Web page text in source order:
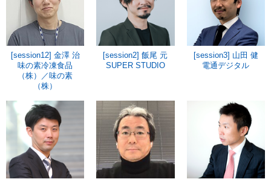
[session12] 金澤 治
味の素冷凍食品
（株）／味の素
（株）
[session2] 飯尾 元
SUPER STUDIO
[session3] 山田 健
電通デジタル